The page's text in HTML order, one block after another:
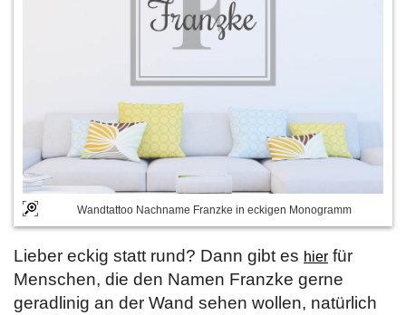
Wandtattoo Nachname Franzke in eckigen Monogramm
Lieber eckig statt rund? Dann gibt es hier für
Menschen, die den Namen Franzke gerne
geradlinig an der Wand sehen wollen, natürlich